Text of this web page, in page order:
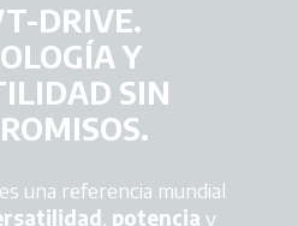
DRIVE.
Y
SIN
es una referencia mundial
, potencia y